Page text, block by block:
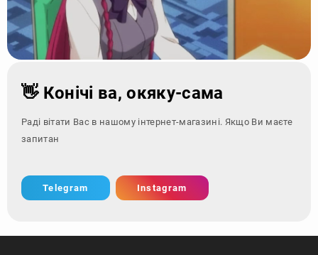
👋 Конічі ва, окяку-сама
Раді вітати Вас в нашому інтернет-магазині. Якщо Ви маєте
запитання - зверні
Telegram Instagram